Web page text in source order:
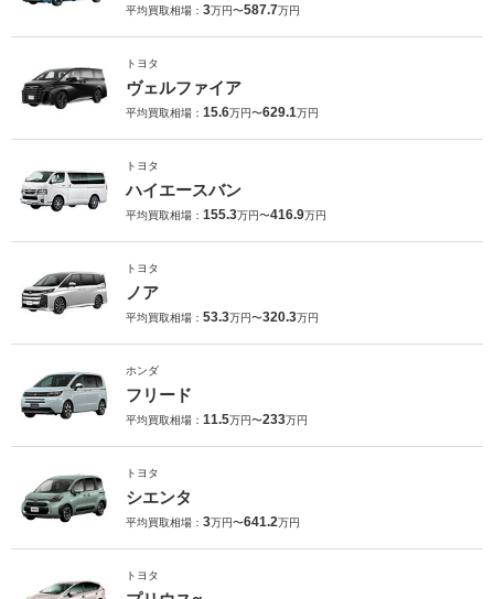
平均買取相場： 3万円〜587.7万円
トヨタ
ヴェルファイア
平均買取相場： 15.6万円〜629.1万円
トヨタ
ハイエースバン
平均買取相場： 155.3万円〜416.9万円
トヨタ
ノア
平均買取相場： 53.3万円〜320.3万円
ホンダ
フリード
平均買取相場： 11.5万円〜233万円
トヨタ
シエンタ
平均買取相場： 3万円〜641.2万円
トヨタ